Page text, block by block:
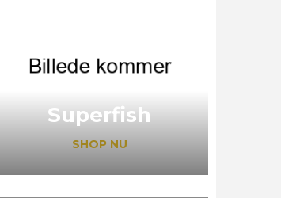
Superfish
SHOP NU